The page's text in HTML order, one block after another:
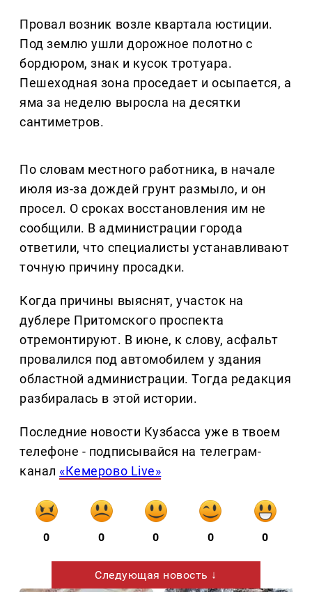
Провал возник возле квартала юстиции.
Под землю ушли дорожное полотно с
бордюром, знак и кусок тротуара.
Пешеходная зона проседает и осыпается, а
яма за неделю выросла на десятки
сантиметров.
По словам местного работника, в начале
июля из-за дождей грунт размыло, и он
просел. О сроках восстановления им не
сообщили. В администрации города
ответили, что специалисты устанавливают
точную причину просадки.
Когда причины выяснят, участок на
дублере Притомского проспекта
отремонтируют. В июне, к слову, асфальт
провалился под автомобилем у здания
областной администрации. Тогда редакция
разбиралась в этой истории.
Последние новости Кузбасса уже в твоем
телефоне - подписывайся на телеграм-
канал «Кемерово Live»
0 0 0 0 0
Следующая новость ↓